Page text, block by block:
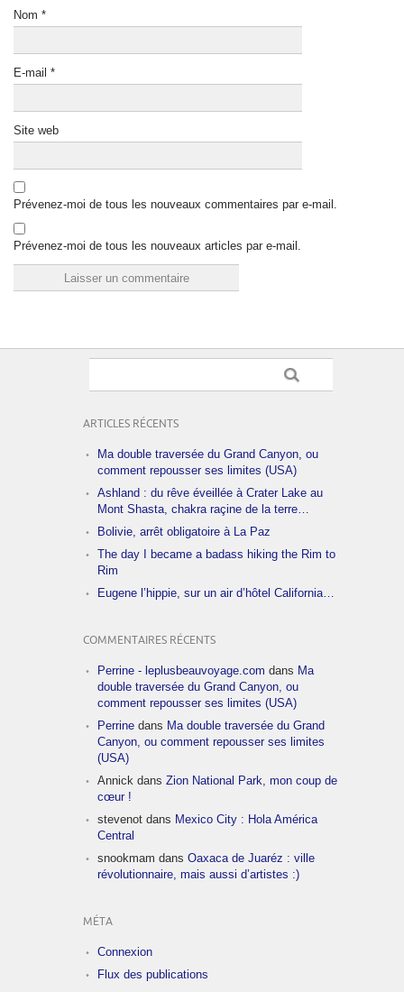
Nom *
E-mail *
Site web
Prévenez-moi de tous les nouveaux commentaires par e-mail.
Prévenez-moi de tous les nouveaux articles par e-mail.
ARTICLES RÉCENTS
Ma double traversée du Grand Canyon, ou
comment repousser ses limites (USA)
Ashland : du rêve éveillée à Crater Lake au
Mont Shasta, chakra raçine de la terre…
Bolivie, arrêt obligatoire à La Paz
The day I became a badass hiking the Rim to
Rim
Eugene l’hippie, sur un air d’hôtel California…
COMMENTAIRES RÉCENTS
Perrine - leplusbeauvoyage.com dans Ma
double traversée du Grand Canyon, ou
comment repousser ses limites (USA)
Perrine dans Ma double traversée du Grand
Canyon, ou comment repousser ses limites
(USA)
Annick dans Zion National Park, mon coup de
cœur !
stevenot dans Mexico City : Hola América
Central
snookmam dans Oaxaca de Juaréz : ville
révolutionnaire, mais aussi d’artistes :)
MÉTA
Connexion
Flux des publications